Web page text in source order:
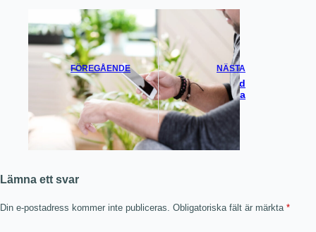
FÖREGÅENDE
Hållbarhetslän
kade Lån
NÄSTA
Banker Med
Ränta På Ränta
Lämna ett svar
Din e-postadress kommer inte publiceras. Obligatoriska fält är märkta *